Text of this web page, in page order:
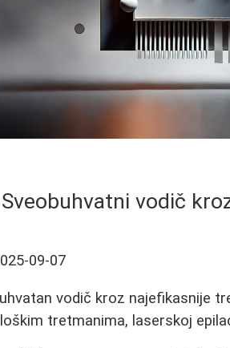
Sveobuhvatni vodič
09-07
vodič kroz najefikasnije
tretmanima, laserskoj